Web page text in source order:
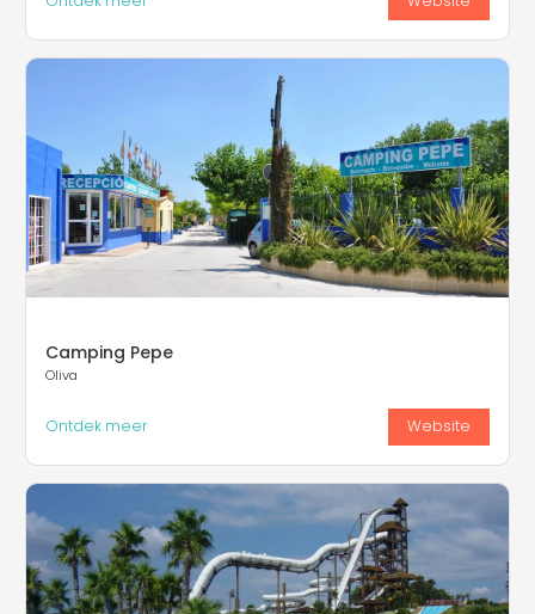
Camping Pepe
Oliva
Ontdek meer Website